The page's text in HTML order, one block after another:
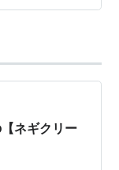
ッタリのメニ
スニック感が
ネギクリー